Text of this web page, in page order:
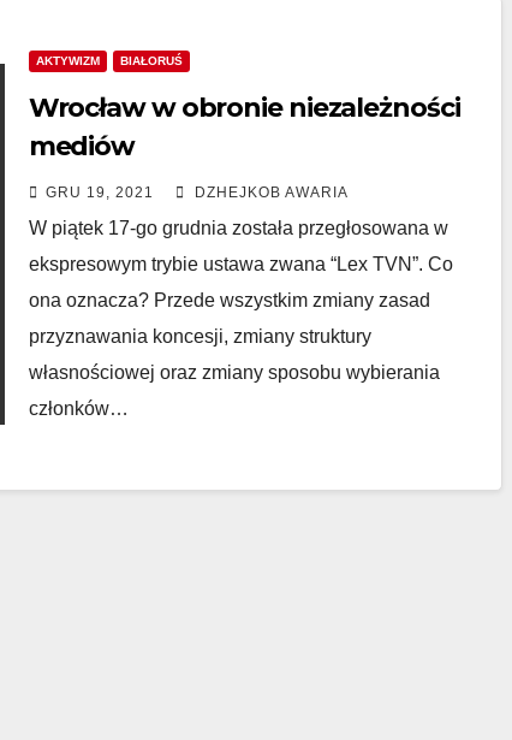
AKTYWIZM BIAŁORUŚ
Wrocław w obronie niezależności
mediów
GRU 19, 2021 DZHEJKOB AWARIA
W piątek 17-go grudnia została przegłosowana w
ekspresowym trybie ustawa zwana “Lex TVN”. Co
ona oznacza? Przede wszystkim zmiany zasad
przyznawania koncesji, zmiany struktury
własnościowej oraz zmiany sposobu wybierania
członków…